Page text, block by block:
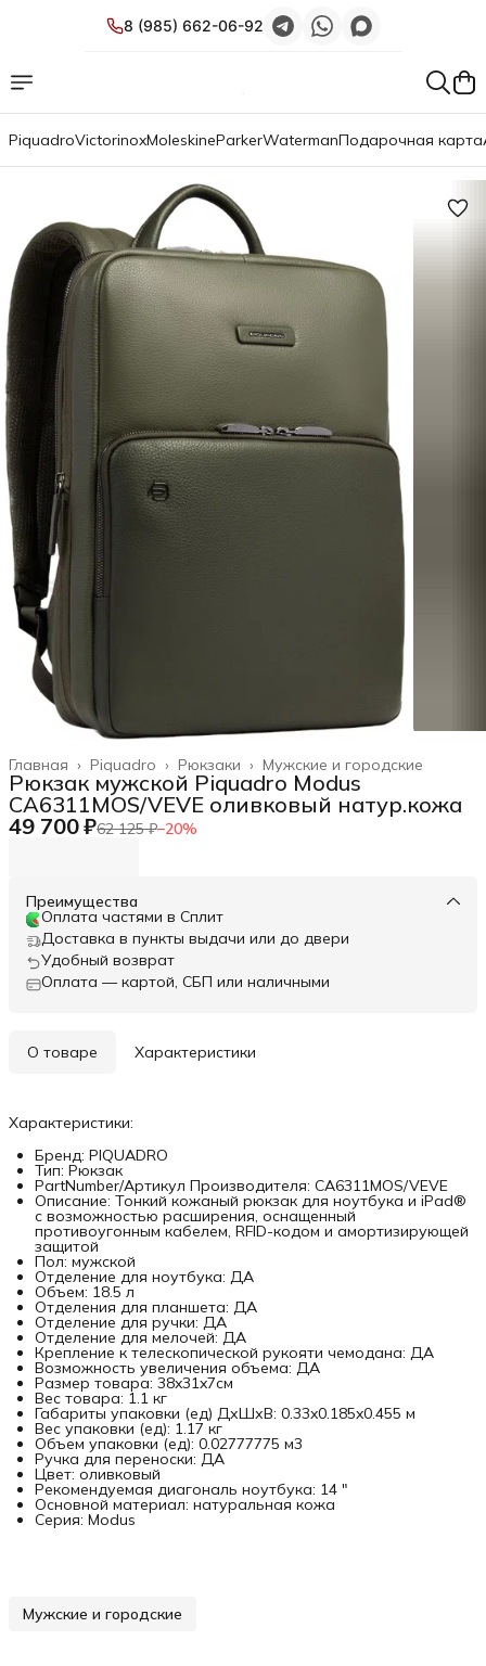
8 (985) 662-06-92
PiquadroVictorinoxMoleskineParkerWatermanПодарочная карта
Мужские и городские
Рюкзаки ›
Piquadro ›
Главная ›
Рюкзак мужской Piquadro Modus
CA6311MOS/VEVE оливковый натур.кожа
49 700 ₽62 125 ₽−20%
Преимущества
Оплата частями в Сплит
Доставка в пункты выдачи или до двери
Удобный возврат
Оплата — картой, СБП или наличными
О товаре Характеристики
Характеристики:
Бренд: PIQUADRO
Тип: Рюкзак
PartNumber/Артикул Производителя: CA6311MOS/VEVE
Описание: Тонкий кожаный рюкзак для ноутбука и iPad®
с возможностью расширения, оснащенный
противоугонным кабелем, RFID-кодом и амортизирующей
защитой
Пол: мужской
Отделение для ноутбука: ДА
Объем: 18.5 л
Отделения для планшета: ДА
Отделение для ручки: ДА
Отделение для мелочей: ДА
Крепление к телескопической рукояти чемодана: ДА
Возможность увеличения объема: ДА
Размер товара: 38x31x7см
Вес товара: 1.1 кг
Габариты упаковки (ед) ДхШхВ: 0.33x0.185x0.455 м
Вес упаковки (ед): 1.17 кг
Объем упаковки (ед): 0.02777775 м3
Ручка для переноски: ДА
Цвет: оливковый
Рекомендуемая диагональ ноутбука: 14 "
Основной материал: натуральная кожа
Серия: Modus
Мужские и городские